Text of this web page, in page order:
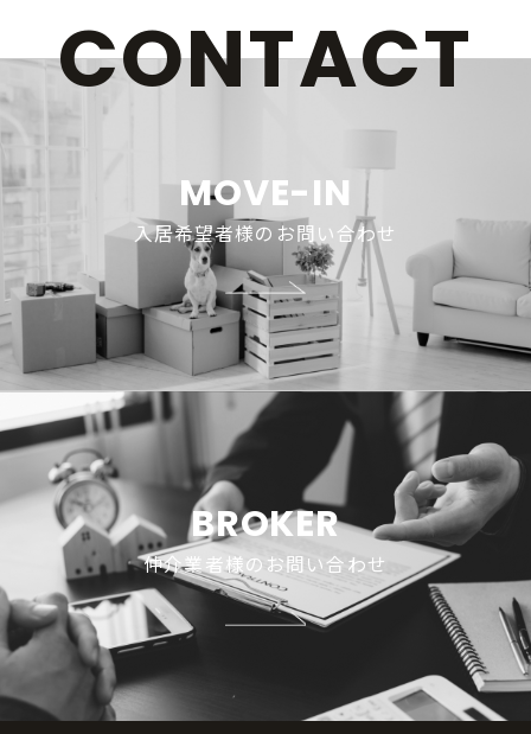
CONTACT
MOVE-IN
入居希望者様のお問い合わせ
BROKER
仲介業者様のお問い合わせ